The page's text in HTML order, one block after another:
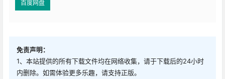
百度网盘
免责声明：
1、本站提供的所有下载文件均在网络收集，请于下载后的24小时
内删除。如需体验更多乐趣，请支持正版。